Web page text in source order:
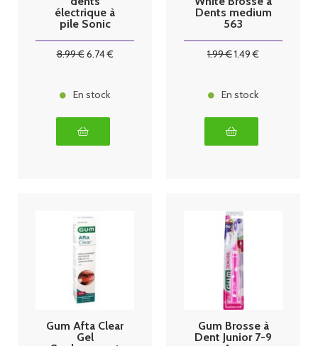
électrique à
pile Sonic
8.99€6.74€
En stock
Dents medium
563
1.99€1.49 €
En stock
Gum Afta Clear
Gel
Gum Brosse à
Dent Junior 7-9